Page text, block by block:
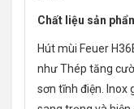
Chất liệu sản
Hút mùi Feuer
như Thép tăng
sơn tĩnh điện. Inox